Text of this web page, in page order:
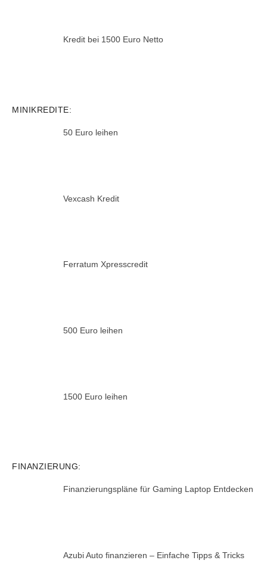
Kredit bei 1500 Euro Netto
MINIKREDITE:
50 Euro leihen
Vexcash Kredit
Ferratum Xpresscredit
500 Euro leihen
1500 Euro leihen
FINANZIERUNG:
Finanzierungspläne für Gaming Laptop Entdecken
Azubi Auto finanzieren – Einfache Tipps & Tricks